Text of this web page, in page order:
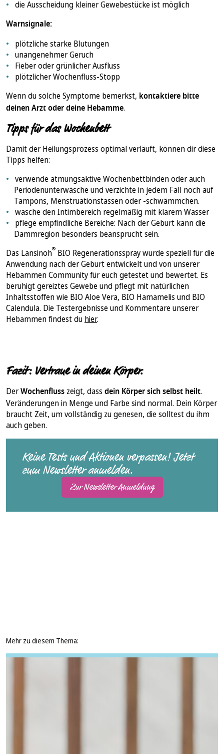
die Ausscheidung kleiner Gewebestücke ist möglich
Warnsignale:
plötzliche starke Blutungen
unangenehmer Geruch
Fieber oder grünlicher Ausfluss
plötzlicher Wochenfluss-Stopp
Wenn du solche Symptome bemerkst, kontaktiere bitte
deinen Arzt oder deine Hebamme.
Tipps für das Wochenbett
Damit der Heilungsprozess optimal verläuft, können dir diese
Tipps helfen:
verwende atmungsaktive Wochenbettbinden oder auch
Periodenunterwäsche und verzichte in jedem Fall noch auf
Tampons, Menstruationstassen oder -schwämmchen.
wasche den Intimbereich regelmäßig mit klarem Wasser
pflege empfindliche Bereiche: Nach der Geburt kann die
Dammregion besonders beansprucht sein.
Das Lansinoh® BIO Regenerationsspraywurde speziell für die
Anwendung nach der Geburt entwickelt und von unserer
Hebammen Community für euch getestet und bewertet. Es
beruhigt gereiztes Gewebe und pflegt mit natürlichen
Inhaltsstoffen wie BIO Aloe Vera, BIO Hamamelis und BIO
Calendula. Die Testergebnisse und Kommentare unserer
Hebammen findest du hier.
Fazit: Vertraue in deinen Körper.
DerWochenfluss zeigt, dass dein Körper sich selbst heilt.
Veränderungen in Menge und Farbe sind normal. Dein Körper
braucht Zeit, um vollständig zu genesen, die solltest du ihm
auch geben.
Keine Tests und Aktionen verpassen! Jetzt
zum Newsletter anmelden.
Zur Newsletter Anmeldung
Mehr zu diesem Thema: